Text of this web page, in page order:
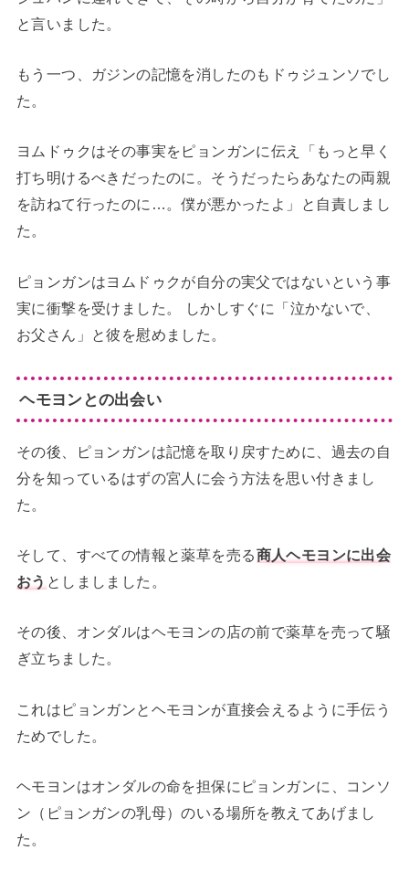
と言いました。
もう一つ、ガジンの記憶を消したのもドゥジュンソでし
た。
ヨムドゥクはその事実をピョンガンに伝え「もっと早く
打ち明けるべきだったのに。そうだったらあなたの両親
を訪ねて行ったのに…。僕が悪かったよ」と自責しまし
た。
ピョンガンはヨムドゥクが自分の実父ではないという事
実に衝撃を受けました。 しかしすぐに「泣かないで、
お父さん」と彼を慰めました。
ヘモヨンとの出会い
その後、ピョンガンは記憶を取り戻すために、過去の自
分を知っているはずの宮人に会う方法を思い付きまし
た。
そして、すべての情報と薬草を売る商人ヘモヨンに出会
おう としましました。
その後、オンダルはヘモヨンの店の前で薬草を売って騒
ぎ立ちました。
これはピョンガンとヘモヨンが直接会えるように手伝う
ためでした。
ヘモヨンはオンダルの命を担保にピョンガンに、コンソ
ン（ピョンガンの乳母）のいる場所を教えてあげまし
た。